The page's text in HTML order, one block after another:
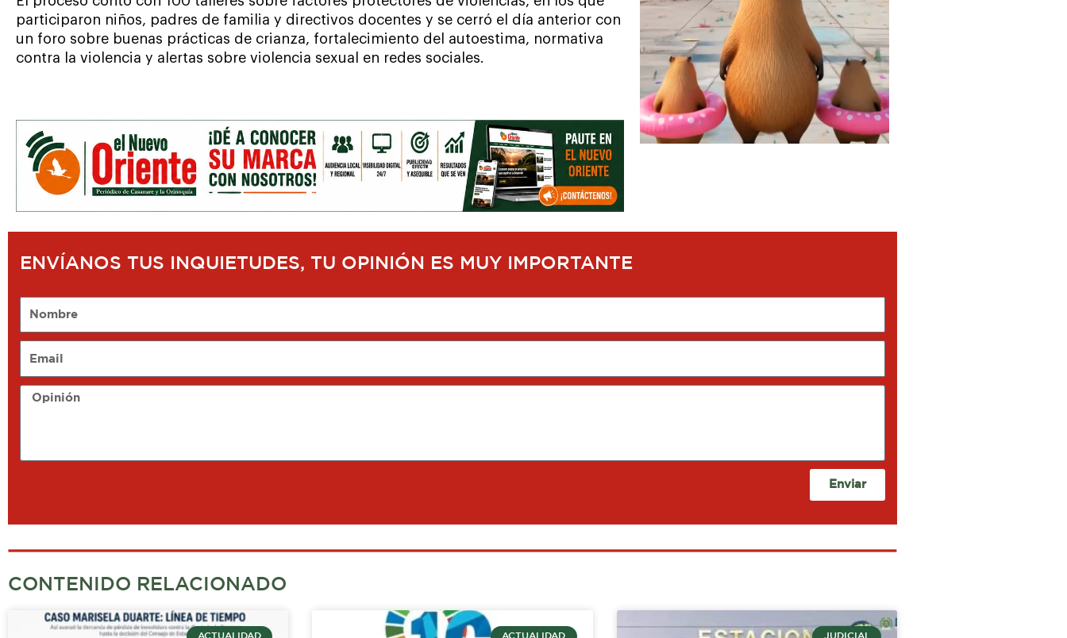
participaron niños, padres de familia y directivos docentes y se cerró el día anterior con
un foro sobre buenas prácticas de crianza, fortalecimiento del autoestima, normativa
contra la violencia y alertas sobre violencia sexual en redes sociales.
ENVÍANOS TUS INQUIETUDES, TU OPINIÓN ES MUY IMPORTANTE
Opinión
Enviar
CONTENIDO RELACIONADO
ACTUALIDAD ACTUALIDAD JUDICIAL